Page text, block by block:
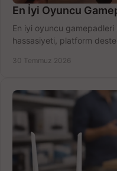
En İyi Oyuncu
En iyi oyuncu
hassasiyeti, platform
30 Temmuz 2026